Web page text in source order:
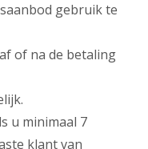
gebruik te
of na de betaling
u minimaal 7
klant van